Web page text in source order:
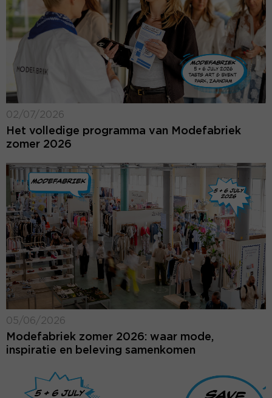
02/07/2026
Het volledige programma van Modefabriek
zomer 2026
05/06/2026
Modefabriek zomer 2026: waar mode,
inspiratie en beleving samenkomen